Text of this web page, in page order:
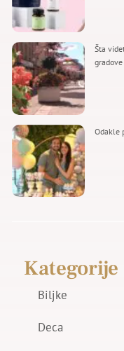
Šta
gradove
Odakle
Kategorije
Biljke
Deca